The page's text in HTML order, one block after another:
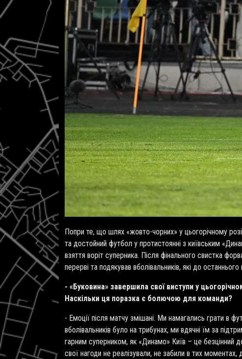
Попри те, що шлях «жовто-чорних» у цьогорічному
та достойний футбол у протистоянні з київським
взяття воріт суперника. Після фінального свистка
перерві та подякував вболівальників, які до
- «Буковина» завершила свої виступи у
Наскільки ця поразка є болючою для команди?
- Емоції після матчу змішані. Ми намагались грати в
вболівальників було на трибунах, ми вдячні їм за
гарним суперником, як «Динамо» Київ – це безцінний
свої нагоди не реалізували, не забили в тих моментах,